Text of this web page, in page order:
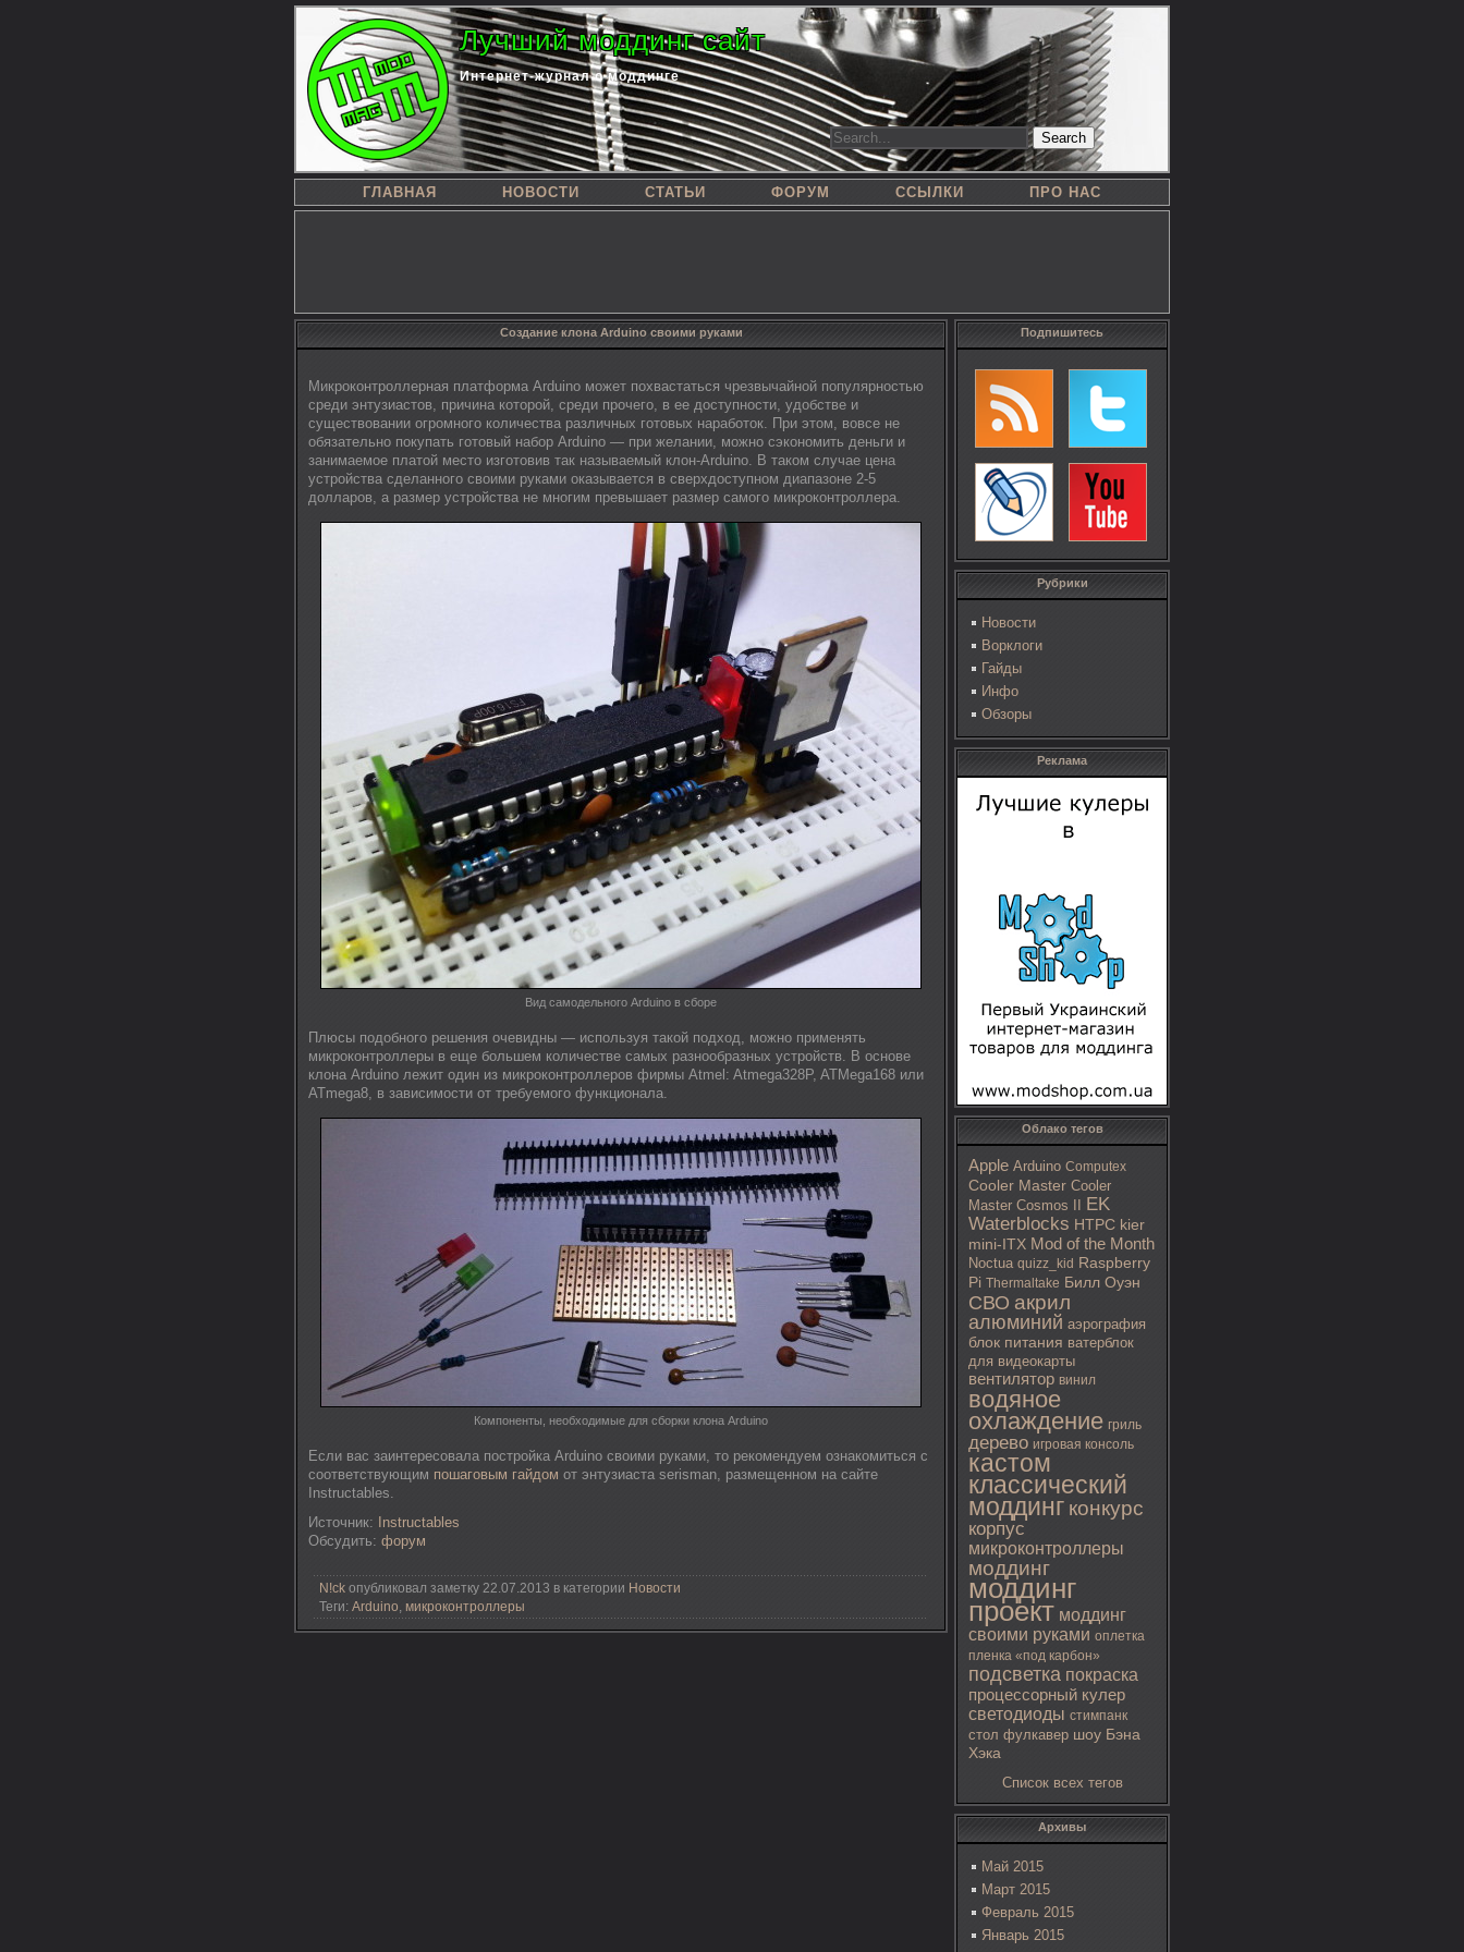
Лучший моддинг сайт
Интернет-журнал о моддинге
Search
ГЛАВНАЯ НОВОСТИ СТАТЬИ ФОРУМ ССЫЛКИ ПРО НАС
Подпишитесь
Рубрики
Новости
Ворклоги
Гайды
Инфо
Обзоры
Реклама
Облако тегов
Apple Arduino Computex
Cooler Master Cooler
Master Cosmos II
EK
Waterblocks HTPC kier
mini-ITX Mod of the Month
Noctua quizz_kid Raspberry
Pi Thermaltake Билл Оуэн
СВО акрил
алюминий аэрография
блок питания ватерблок
для видеокарты
вентилятор винил
водяное
охлаждение гриль
дерево игровая консоль
кастом
классический
моддинг конкурс
корпус
микроконтроллеры
моддинг
моддинг
проект моддинг
своими руками оплетка
пленка «под карбон»
подсветка покраска
процессорный кулер
светодиоды стимпанк
стол фулкавер шоу Бэна
Хэка
Список всех тегов
Архивы
Май 2015
Март 2015
Февраль 2015
Январь 2015
Создание клона Arduino своими руками
Микроконтроллерная платформа Arduino может похвастаться чрезвычайной популярностью
среди энтузиастов, причина которой, среди прочего, в ее доступности, удобстве и
существовании огромного количества различных готовых наработок. При этом, вовсе не
обязательно покупать готовый набор Arduino — при желании, можно сэкономить деньги и
занимаемое платой место изготовив так называемый клон-Arduino. В таком случае цена
устройства сделанного своими руками оказывается в сверхдоступном диапазоне 2-5
долларов, а размер устройства не многим превышает размер самого микроконтроллера.
Вид самодельного Arduino в сборе
Плюсы подобного решения очевидны — используя такой подход, можно применять
микроконтроллеры в еще большем количестве самых разнообразных устройств. В основе
клона Arduino лежит один из микроконтроллеров фирмы Atmel: Atmega328P, ATMega168 или
ATmega8, в зависимости от требуемого функционала.
Компоненты, необходимые для сборки клона Arduino
Если вас заинтересовала постройка Arduino своими руками, то рекомендуем ознакомиться с
соответствующим пошаговым гайдом от энтузиаста serisman, размещенном на сайте
Instructables.
Источник:
Instructables
Обсудить: форум
N!ck опубликовал заметку 22.07.2013 в категории Новости
Теги: Arduino, микроконтроллеры